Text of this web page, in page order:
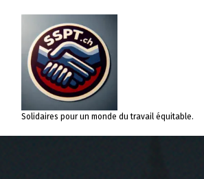
contenu
Solidaires pour un monde du travail équitable.